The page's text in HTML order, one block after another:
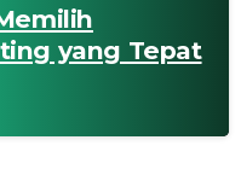
yang Tepat